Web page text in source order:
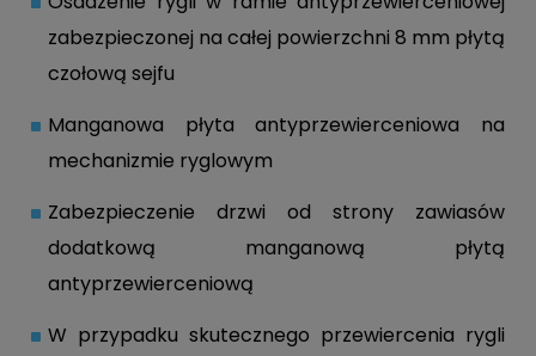
zabezpieczonej na całej powierzchni 8 mm płytą
czołową sejfu
Manganowa płyta antyprzewierceniowa na
mechanizmie ryglowym
Zabezpieczenie drzwi od strony zawiasów
dodatkową manganową płytą
antyprzewierceniową
W przypadku skutecznego przewiercenia rygli